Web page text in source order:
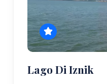
Lago Di Iznik